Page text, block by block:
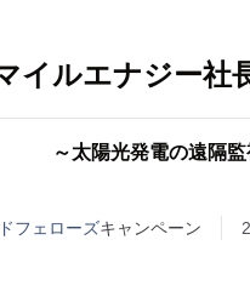
イルエナジー社
～太陽光発電の遠隔
フェローズキャンペーン